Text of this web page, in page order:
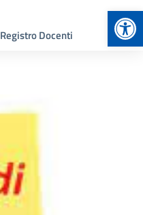
Registro Docenti